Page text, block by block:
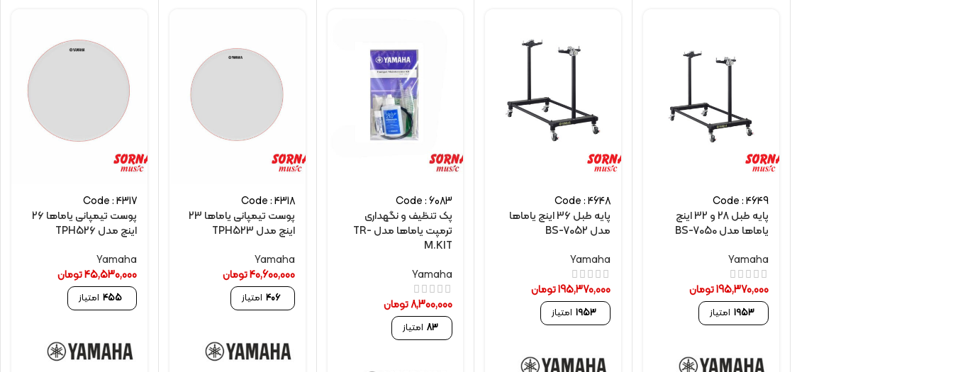
Code : 4649
پایه طبل 28 و 32 اینچ
یاماها مدل BS-7050
Yamaha
195,370,000تومان
1953 امتیاز
Code : 4648
پایه طبل 36 اینچ یاماها
مدل BS-7052
Yamaha
195,370,000تومان
1953 امتیاز
Code : 6083
پک تنظیف و نگهداری
ترمپت یاماها مدل TR-
M.KIT
Yamaha
8,300,000تومان
83 امتیاز
Code : 4318
پوست تیمپانی یاماها 23
اینچ مدل TPH523
Yamaha
40,600,000تومان
406 امتیاز
Code : 4317
پوست تیمپانی یاماها 26
اینچ مدل TPH526
Yamaha
45,530,000تومان
455 امتیاز